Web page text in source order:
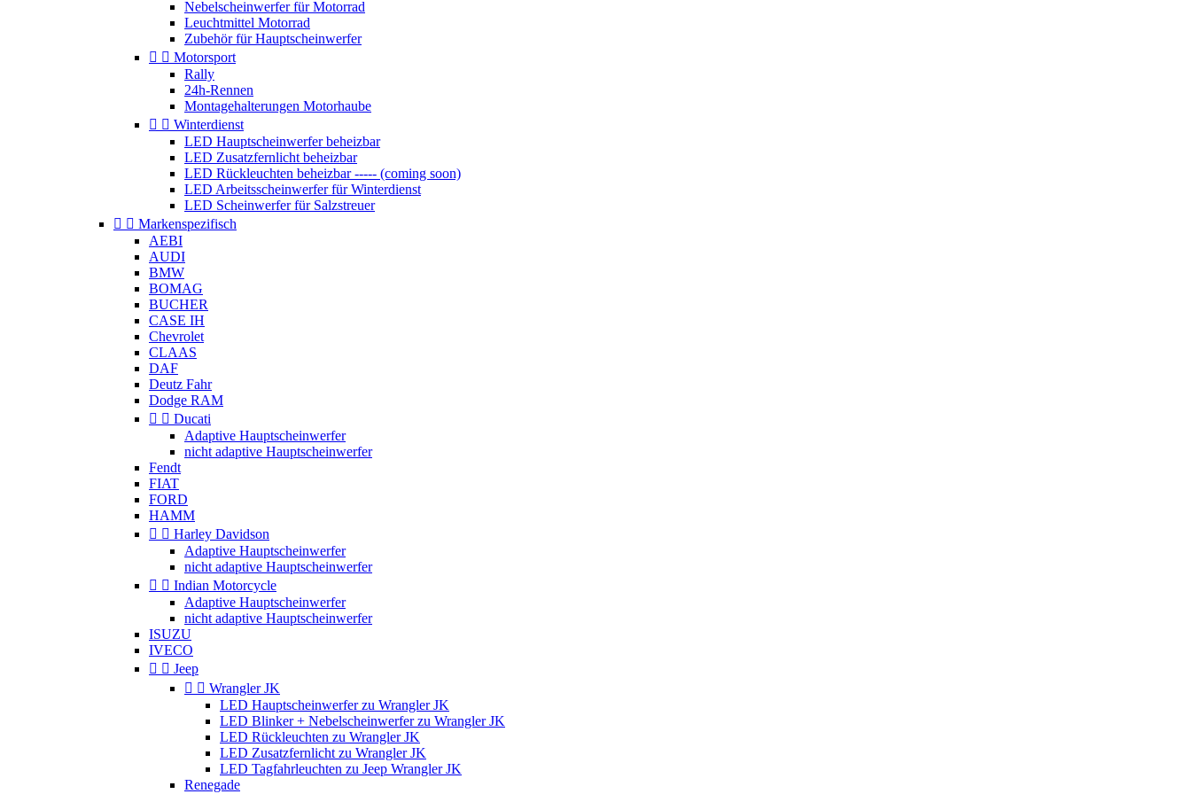
Nebelscheinwerfer für Motorrad
Leuchtmittel Motorrad
Zubehör für Hauptscheinwerfer
  Motorsport
Rally
24h-Rennen
Montagehalterungen Motorhaube
  Winterdienst
LED Hauptscheinwerfer beheizbar
LED Zusatzfernlicht beheizbar
LED Rückleuchten beheizbar ----- (coming soon)
LED Arbeitsscheinwerfer für Winterdienst
LED Scheinwerfer für Salzstreuer
  Markenspezifisch
AEBI
AUDI
BMW
BOMAG
BUCHER
CASE IH
Chevrolet
CLAAS
DAF
Deutz Fahr
Dodge RAM
  Ducati
Adaptive Hauptscheinwerfer
nicht adaptive Hauptscheinwerfer
Fendt
FIAT
FORD
HAMM
  Harley Davidson
Adaptive Hauptscheinwerfer
nicht adaptive Hauptscheinwerfer
  Indian Motorcycle
Adaptive Hauptscheinwerfer
nicht adaptive Hauptscheinwerfer
ISUZU
IVECO
  Jeep
  Wrangler JK
LED Hauptscheinwerfer zu Wrangler JK
LED Blinker + Nebelscheinwerfer zu Wrangler JK
LED Rückleuchten zu Wrangler JK
LED Zusatzfernlicht zu Wrangler JK
LED Tagfahrleuchten zu Jeep Wrangler JK
Renegade